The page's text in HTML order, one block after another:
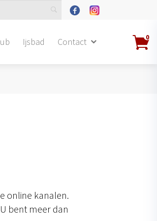
0
Ijsbad Contact
online kanalen.
bent meer dan